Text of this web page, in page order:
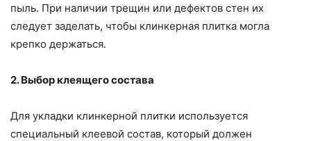
пыль. При наличии трещин или дефектов стен их
следует заделать, чтобы клинкерная плитка могла
крепко держаться.
2. Выбор клеящего состава
Для укладки клинкерной плитки используется
специальный клеевой состав, который должен